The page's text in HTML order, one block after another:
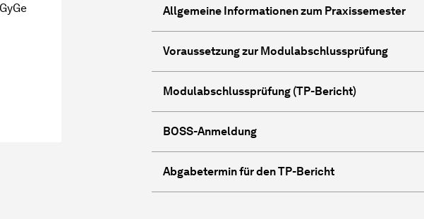
Allgemeine Informationen zum Praxissemester
Voraussetzung zur Modulabschlussprüfung
Modulabschlussprüfung (TP-Bericht)
BOSS-Anmeldung
Abgabetermin für den TP-Bericht